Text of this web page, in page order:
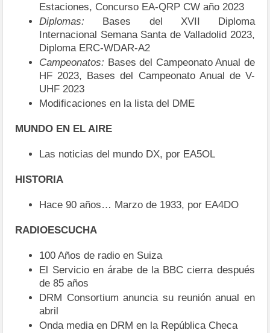
Estaciones, Concurso EA-QRP CW año 2023
Diplomas: Bases del XVII Diploma
Internacional Semana Santa de Valladolid 2023,
Diploma ERC-WDAR-A2
Campeonatos: Bases del Campeonato Anual de
HF 2023, Bases del Campeonato Anual de V-
UHF 2023
Modificaciones en la lista del DME
MUNDO EN EL AIRE
Las noticias del mundo DX, por EA5OL
HISTORIA
Hace 90 años… Marzo de 1933, por EA4DO
RADIOESCUCHA
100 Años de radio en Suiza
El Servicio en árabe de la BBC cierra después
de 85 años
DRM Consortium anuncia su reunión anual en
abril
Onda media en DRM en la República Checa